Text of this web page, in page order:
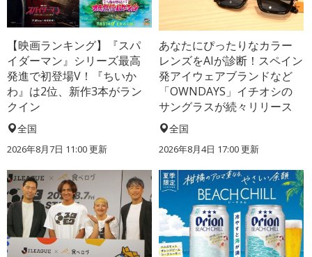
【映画ランキング】『スパ
イダーマン』シリーズ最高
発進で初登場V！『ちいか
わ』は2位、新作3本がラン
クイン
全国
2026年8月7日 11:00更新
あなたにぴったりなカラー
レンズをAIが診断！スペイン
発アイウェアブランドなど
「OWNDAYS」イチオシの
サングラスが続々リリース
全国
2026年8月4日 17:00更新